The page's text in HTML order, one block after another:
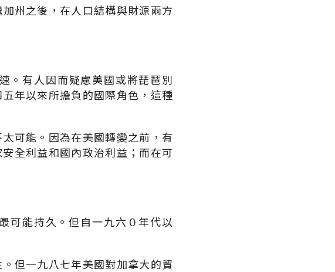
州之後，在人口結構與財源兩方
。有人因而疑慮美國或將琵琶別
年以來所擔負的國際角色，這種
可能。因為在美國轉變之前，有
全利益和國內政治利益；而在可
可能持久。但自一九六０年代以
但一九八七年美國對加拿大的貿